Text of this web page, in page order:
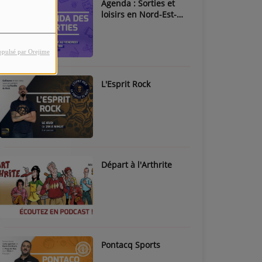
par Orejime
Agenda : Sorties et
loisirs en Nord-Est-
L'Esprit Rock
Départ à l'Arthrite
Pontacq Sports